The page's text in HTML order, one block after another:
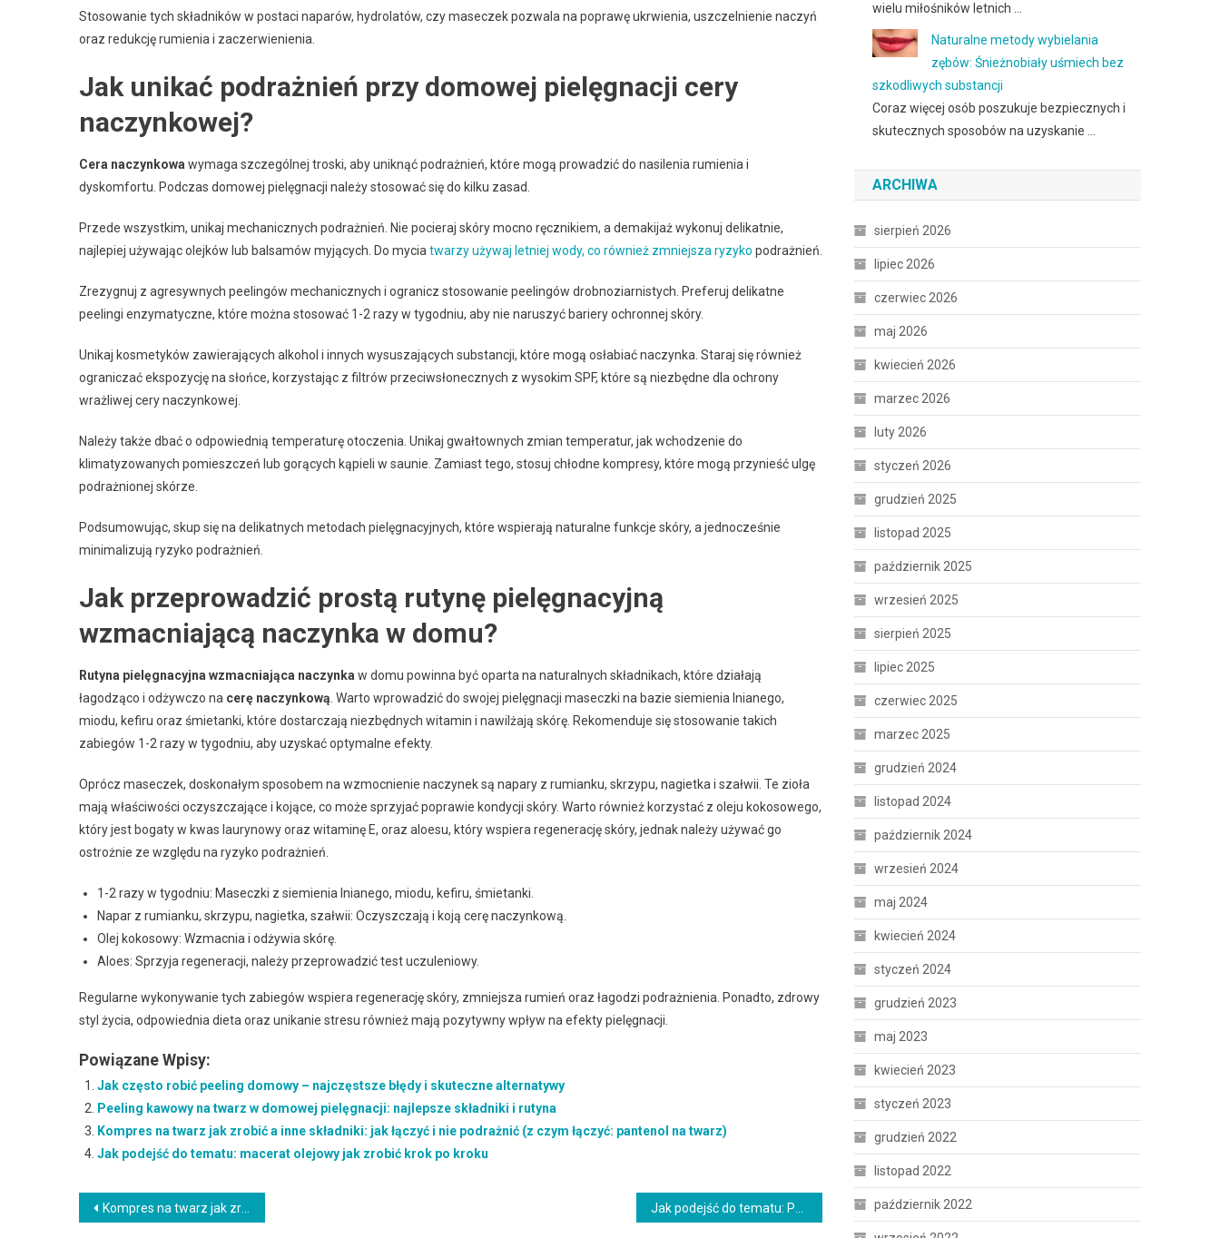
Stosowanie tych składników w postaci naparów, hydrolatów, czy maseczek pozwala na poprawę ukrwienia, uszczelnienie naczyń
oraz redukcję rumienia i zaczerwienienia.
Jak unikać podrażnień przy domowej pielęgnacji cery
naczynkowej?
Cera naczynkowa wymaga szczególnej troski, aby uniknąć podrażnień, które mogą prowadzić do nasilenia rumienia i
dyskomfortu. Podczas domowej pielęgnacji należy stosować się do kilku zasad.
Przede wszystkim, unikaj mechanicznych podrażnień. Nie pocieraj skóry mocno ręcznikiem, a demakijaż wykonuj delikatnie,
najlepiej używając olejków lub balsamów myjących. Do mycia twarzy używaj letniej wody, co również zmniejsza ryzyko podrażnień.
Zrezygnuj z agresywnych peelingów mechanicznych i ogranicz stosowanie peelingów drobnoziarnistych. Preferuj delikatne
peelingi enzymatyczne, które można stosować 1-2 razy w tygodniu, aby nie naruszyć bariery ochronnej skóry.
Unikaj kosmetyków zawierających alkohol i innych wysuszających substancji, które mogą osłabiać naczynka. Staraj się również
ograniczać ekspozycję na słońce, korzystając z filtrów przeciwsłonecznych z wysokim SPF, które są niezbędne dla ochrony
wrażliwej cery naczynkowej.
Należy także dbać o odpowiednią temperaturę otoczenia. Unikaj gwałtownych zmian temperatur, jak wchodzenie do
klimatyzowanych pomieszczeń lub gorących kąpieli w saunie. Zamiast tego, stosuj chłodne kompresy, które mogą przynieść ulgę
podrażnionej skórze.
Podsumowując, skup się na delikatnych metodach pielęgnacyjnych, które wspierają naturalne funkcje skóry, a jednocześnie
minimalizują ryzyko podrażnień.
Jak przeprowadzić prostą rutynę pielęgnacyjną
wzmacniającą naczynka w domu?
Rutyna pielęgnacyjna wzmacniająca naczynka w domu powinna być oparta na naturalnych składnikach, które działają
łagodząco i odżywczo na cerę naczynkową . Warto wprowadzić do swojej pielęgnacji maseczki na bazie siemienia lnianego,
miodu, kefiru oraz śmietanki, które dostarczają niezbędnych witamin i nawilżają skórę. Rekomenduje się stosowanie takich
zabiegów 1-2 razy w tygodniu, aby uzyskać optymalne efekty.
Oprócz maseczek, doskonałym sposobem na wzmocnienie naczynek są napary z rumianku, skrzypu, nagietka i szałwii. Te zioła
mają właściwości oczyszczające i kojące, co może sprzyjać poprawie kondycji skóry. Warto również korzystać z oleju kokosowego,
który jest bogaty w kwas laurynowy oraz witaminę E, oraz aloesu, który wspiera regenerację skóry, jednak należy używać go
ostrożnie ze względu na ryzyko podrażnień.
1-2 razy w tygodniu: Maseczki z siemienia lnianego, miodu, kefiru, śmietanki.
Napar z rumianku, skrzypu, nagietka, szałwii: Oczyszczają i koją cerę naczynkową.
Olej kokosowy: Wzmacnia i odżywia skórę.
Aloes: Sprzyja regeneracji, należy przeprowadzić test uczuleniowy.
Regularne wykonywanie tych zabiegów wspiera regenerację skóry, zmniejsza rumień oraz łagodzi podrażnienia. Ponadto, zdrowy
styl życia, odpowiednia dieta oraz unikanie stresu również mają pozytywny wpływ na efekty pielęgnacji.
Powiązane Wpisy:
Jak często robić peeling domowy – najczęstsze błędy i skuteczne alternatywy
Peeling kawowy na twarz w domowej pielęgnacji: najlepsze składniki i rutyna
Kompres na twarz jak zrobić a inne składniki: jak łączyć i nie podrażnić (z czym łączyć: pantenol na twarz)
Jak podejść do tematu: macerat olejowy jak zrobić krok po kroku
Nawigacja
Kompres na twarz jak zrobić a inne składniki: jak łączyć i nie podrażnić (z czym łączyć: pantenol na twarz)
wielu miłośników letnich …
Naturalne metody wybielania
zębów: Śnieżnobiały uśmiech bez
szkodliwych substancji
Coraz więcej osób poszukuje bezpiecznych i
skutecznych sposobów na uzyskanie …
ARCHIWA
sierpień 2026
lipiec 2026
czerwiec 2026
maj 2026
kwiecień 2026
marzec 2026
luty 2026
styczeń 2026
grudzień 2025
listopad 2025
październik 2025
wrzesień 2025
sierpień 2025
lipiec 2025
czerwiec 2025
marzec 2025
grudzień 2024
listopad 2024
październik 2024
wrzesień 2024
maj 2024
kwiecień 2024
styczeń 2024
grudzień 2023
maj 2023
kwiecień 2023
styczeń 2023
grudzień 2022
listopad 2022
październik 2022